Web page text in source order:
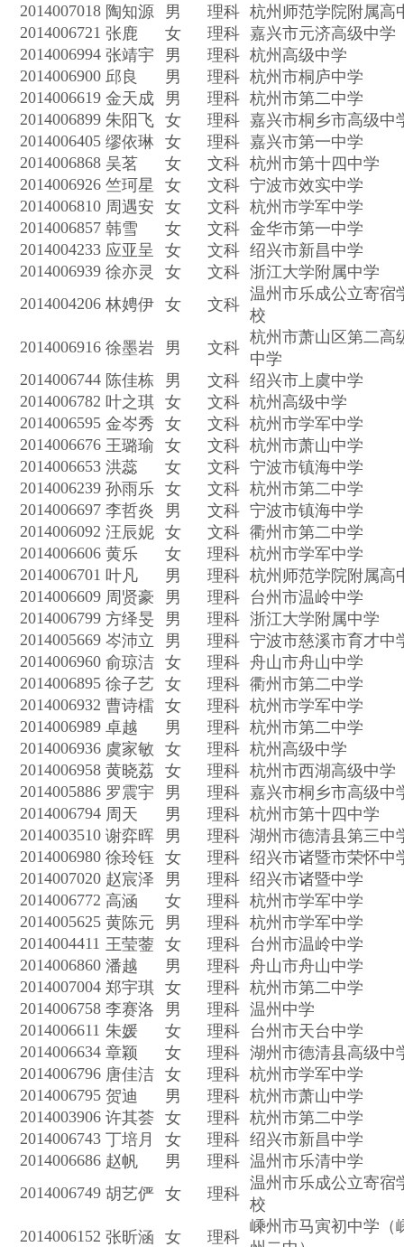
2014007018 陶知源 男 理科 杭州师范学院附属高
2014006721 张鹿 女 理科 嘉兴市元济高级中学
2014006994 张靖宇 男 理科 杭州高级中学
2014006900 邱良 男 理科 杭州市桐庐中学
2014006619 金天成 男 理科 杭州市第二中学
2014006899 朱阳飞 女 理科 嘉兴市桐乡市高级中
2014006405 缪依琳 女 理科 嘉兴市第一中学
2014006868 吴茗 女 文科 杭州市第十四中学
2014006926 竺珂星 女 文科 宁波市效实中学
2014006810 周遇安 女 文科 杭州市学军中学
2014006857 韩雪 女 文科 金华市第一中学
2014004233 应亚呈 女 文科 绍兴市新昌中学
2014006939 徐亦灵 女 文科 浙江大学附属中学
2014004206 林娉伊 女 文科
温州市乐成公立寄宿
校
2014006916 徐墨岩 男 文科
杭州市萧山区第二高
中学
2014006744 陈佳栋 男 文科 绍兴市上虞中学
2014006782 叶之琪 女 文科 杭州高级中学
2014006595 金岑秀 女 文科 杭州市学军中学
2014006676 王璐瑜 女 文科 杭州市萧山中学
2014006653 洪蕊 女 文科 宁波市镇海中学
2014006239 孙雨乐 女 文科 杭州市第二中学
2014006697 李哲炎 男 文科 宁波市镇海中学
2014006092 汪辰妮 女 文科 衢州市第二中学
2014006606 黄乐 女 理科 杭州市学军中学
2014006701 叶凡 男 理科 杭州师范学院附属高
2014006609 周贤豪 男 理科 台州市温岭中学
2014006799 方绎旻 男 理科 浙江大学附属中学
2014005669 岑沛立 男 理科 宁波市慈溪市育才中
2014006960 俞琼洁 女 理科 舟山市舟山中学
2014006895 徐子艺 女 理科 衢州市第二中学
2014006932 曹诗檑 女 理科 杭州市学军中学
2014006989 卓越 男 理科 杭州市第二中学
2014006936 虞家敏 女 理科 杭州高级中学
2014006958 黄晓荔 女 理科 杭州市西湖高级中学
2014005886 罗震宇 男 理科 嘉兴市桐乡市高级中
2014006794 周天 男 理科 杭州市第十四中学
2014003510 谢弈晖 男 理科 湖州市德清县第三中
2014006980 徐玲钰 女 理科 绍兴市诸暨市荣怀中
2014007020 赵宸泽 男 理科 绍兴市诸暨中学
2014006772 高涵 女 理科 杭州市学军中学
2014005625 黄陈元 男 理科 杭州市学军中学
2014004411 王莹蓥 女 理科 台州市温岭中学
2014006860 潘越 男 理科 舟山市舟山中学
2014007004 郑宇琪 女 理科 杭州市第二中学
2014006758 李赛洛 男 理科 温州中学
2014006611 朱媛 女 理科 台州市天台中学
2014006634 章颖 女 理科 湖州市德清县高级中
2014006796 唐佳洁 女 理科 杭州市学军中学
2014006795 贺迪 男 理科 杭州市萧山中学
2014003906 许其荟 女 理科 杭州市第二中学
2014006743 丁培月 女 理科 绍兴市新昌中学
2014006686 赵帆 男 理科 温州市乐清中学
2014006749 胡艺俨 女 理科
温州市乐成公立寄宿
校
2014006152 张昕涵 女 理科
嵊州市马寅初中学（